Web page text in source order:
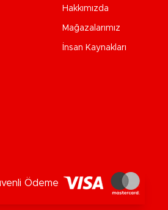
Hakkımızda
Mağazalarımız
İnsan Kaynakları
Ödeme